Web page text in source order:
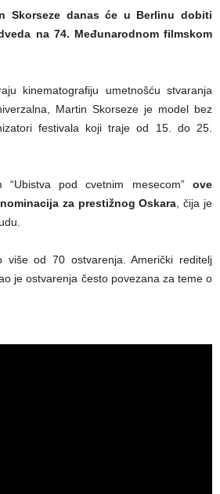
Skorseze danas će u Berlinu dobiti
na 74. Međunarodnom filmskom
kinematografiju umetnošću stvaranja
Martin Skorseze je model bez
festivala koji traje od 15. do 25.
“Ubistva pod cvetnim mesecom” ove
za prestižnog Oskara , čija je
više od 70 ostvarenja. Američki reditelj
je ostvarenja često povezana za teme o